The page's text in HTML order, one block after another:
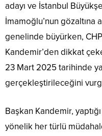
adayı ve İstanbul
İmamoğlu’nun gözaltına
genelinde büyürken,
Kandemir’den dikkat
23 Mart 2025 tarihinde
gerçekleştirileceğini
Başkan Kandemir,
yönelik her türlü